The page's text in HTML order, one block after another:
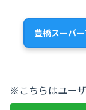
豊橋スーパ
※こちらはユー